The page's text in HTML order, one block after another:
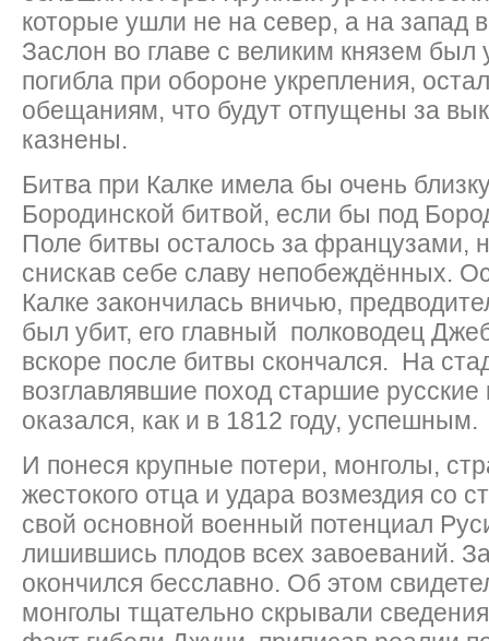
которые ушли не на север, а на запад
Заслон во главе с великим князем был
погибла при обороне укрепления,
обещаниям, что будут отпущены за
казнены.
Битва при Калке имела бы очень
Бородинской битвой, если бы под
Поле битвы осталось за французами,
снискав себе славу непобеждённых.
Калке закончилась вничью,
был убит, его главный полководец
вскоре после битвы скончался. На
возглавлявшие поход старшие русские
оказался, как и в 1812 году, успешным.
И понеся крупные потери, монголы,
жестокого отца и удара возмездия со
свой основной военный потенциал
лишившись плодов всех завоеваний.
окончился бесславно. Об этом
монголы тщательно скрывали